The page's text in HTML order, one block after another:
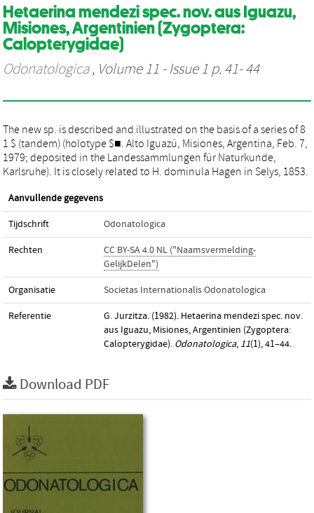
Hetaerina mendezi spec. nov. aus Iguazu,
Misiones, Argentinien (Zygoptera:
Calopterygidae)
Odonatologica, Volume 11 - Issue 1 p. 41- 44
The new sp. is described and illustrated on the basis of a series of 8
1 $ (tandem) (holotype $■. Alto Iguazü, Misiones, Argentina, Feb. 7,
1979; deposited in the Landessammlungen für Naturkunde,
Karlsruhe). It is closely related to H. dominula Hagen in Selys, 1853.
Aanvullende gegevens
Tijdschrift Odonatologica
Rechten
CC BY-SA 4.0 NL ("Naamsvermelding-
GelijkDelen")
Organisatie Societas Internationalis Odonatologica
Referentie
G. Jurzitza. (1982). Hetaerina mendezi spec. nov.
aus Iguazu, Misiones, Argentinien (Zygoptera:
Calopterygidae). Odonatologica, 11(1), 41–44.
Download PDF